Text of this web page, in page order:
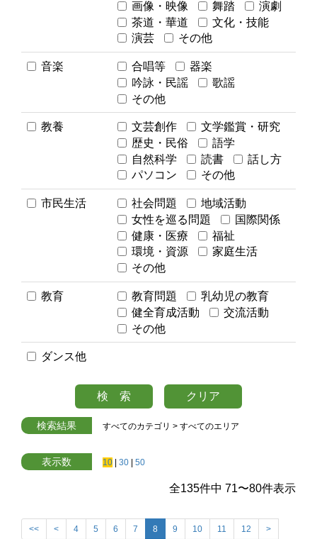
画像・映像
舞踏
演劇
茶道・華道
文化・技能
演芸
その他
音楽 合唱等
器楽
吟詠・民謡
歌謡
その他
教養 文芸創作
文学鑑賞・研究
歴史・民俗
語学
自然科学
読書
話し方
パソコン
その他
市民生活 社会問題
地域活動
女性を巡る問題
国際関係
健康・医療
福祉
環境・資源
家庭生活
その他
教育 教育問題
乳幼児の教育
健全育成活動
交流活動
その他
ダンス他
検索結果 すべてのカテゴリ > すべてのエリア
表示数 10 30 50
全135件中 71〜80件表示
<< < 4 5 6 7 8 9 10 11 12 >